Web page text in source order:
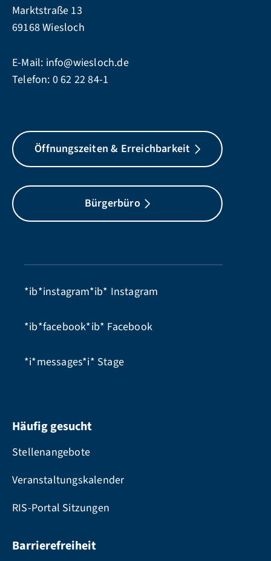
Marktstraße 13
69168 Wiesloch
E-Mail: info@wiesloch.de
Telefon: 0 62 22 84-1
Öffnungszeiten & Erreichbarkeit
Bürgerbüro
*ib*instagram*ib* Instagram
*ib*facebook*ib* Facebook
*i*messages*i* Stage
Häufig gesucht
Stellenangebote
Veranstaltungskalender
RIS-Portal Sitzungen
Barrierefreiheit